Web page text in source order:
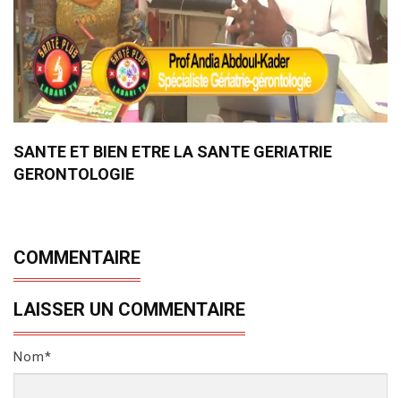
SANTE ET BIEN ETRE LA SANTE GERIATRIE
GERONTOLOGIE
COMMENTAIRE
LAISSER UN COMMENTAIRE
Nom*